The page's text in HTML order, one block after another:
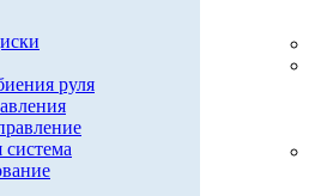
руля
система